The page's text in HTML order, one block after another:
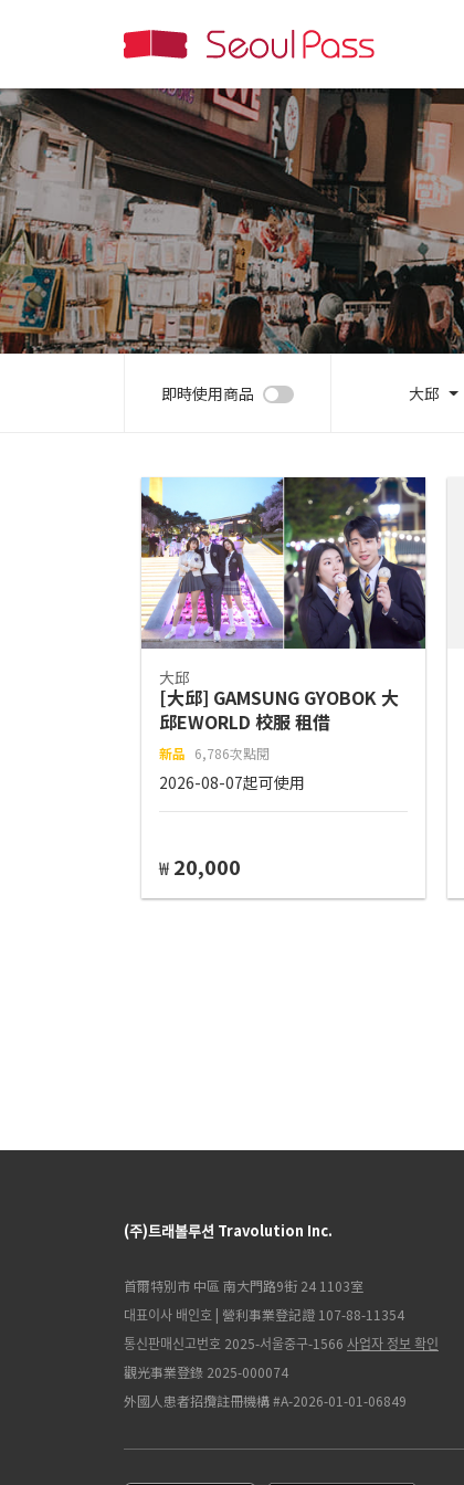
即時使用商品 大邱
大邱
[大邱] GAMSUNG GYOBOK 大
邱EWORLD 校服 租借
新品 6,786次點閱
2026-08-07起可使用
₩ 20,000
(주)트래볼루션 Travolution Inc.
首爾特別市 中區 南大門路9街 24 1103室
대표이사 배인호 | 營利事業登記證 107-88-11354
통신판매신고번호 2025-서울중구-1566 사업자 정보 확인
觀光事業登錄 2025-000074
外國人患者招攬註冊機構 #A-2026-01-01-06849